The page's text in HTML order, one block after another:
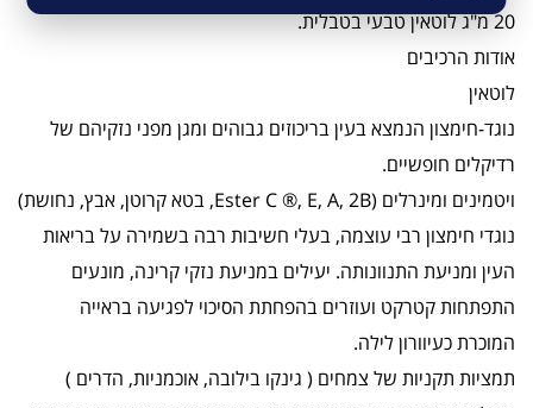
20 מ"ג לוטאין טבעי בטבלית.
אודות הרכיבים
לוטאין
נוגד-חימצון הנמצא בעין בריכוזים גבוהים ומגן מפני נזקיהם של
רדיקלים חופשיים.
ויטמינים ומינרלים (Ester C ®, E, A, 2B, בטא קרוטן, אבץ, נחושת)
נוגדי חימצון רבי עוצמה, בעלי חשיבות רבה בשמירה על בריאות
העין ומניעת התנוונותה. יעילים במניעת נזקי קרינה, מונעים
התפתחות קטרקט ועוזרים בהפחתת הסיכוי לפגיעה בראייה
המוכרת כעיוורון לילה.
תמציות תקניות של צמחים ( גינקו בילובה, אוכמניות, הדרים )